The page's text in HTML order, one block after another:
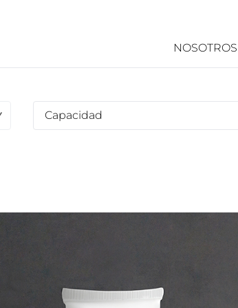
NOSOTROS